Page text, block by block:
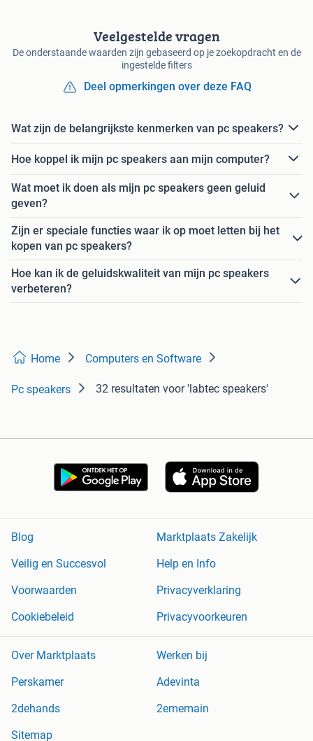
Veelgestelde vragen
De onderstaande waarden zijn gebaseerd op je zoekopdracht en de
ingestelde filters
Deel opmerkingen over deze FAQ
Wat zijn de belangrijkste kenmerken van pc speakers?
Hoe koppel ik mijn pc speakers aan mijn computer?
Wat moet ik doen als mijn pc speakers geen geluid
geven?
Zijn er speciale functies waar ik op moet letten bij het
kopen van pc speakers?
Hoe kan ik de geluidskwaliteit van mijn pc speakers
verbeteren?
Home Computers en Software
Pc speakers 32 resultaten voor 'labtec speakers'
Blog
Marktplaats Zakelijk
Veilig en Succesvol
Help en Info
Voorwaarden
Privacyverklaring
Cookiebeleid
Privacyvoorkeuren
Over Marktplaats
Werken bij
Perskamer
Adevinta
2dehands
2ememain
Sitemap